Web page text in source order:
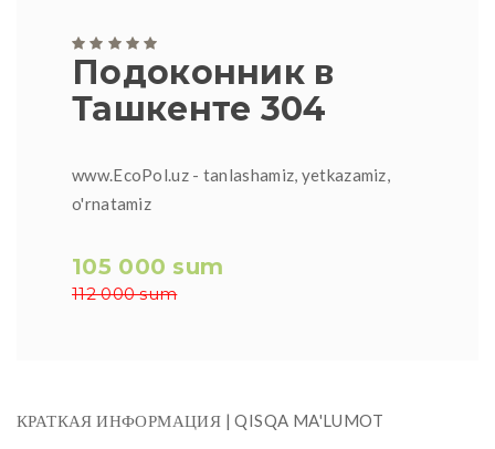
Подоконник в
Ташкенте 304
www.EcoPol.uz - tanlashamiz, yetkazamiz,
o'rnatamiz
105 000 sum
112 000 sum
КРАТКАЯ ИНФОРМАЦИЯ | QISQA MA'LUMOT